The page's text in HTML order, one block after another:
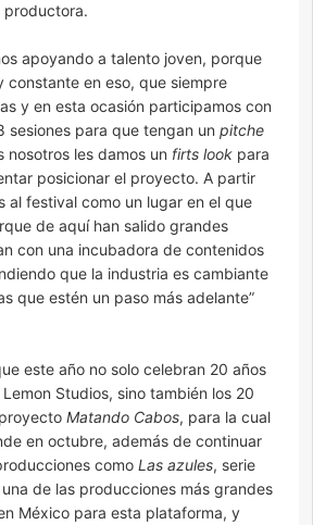
productora.
apoyando a talento joven, porque
constante en eso, que siempre
y en esta ocasión participamos con
sesiones para que tengan un pitche
nosotros les damos un firts look para
posicionar el proyecto. A partir
al festival como un lugar en el que
de aquí han salido grandes
con una incubadora de contenidos
que la industria es cambiante
que estén un paso más adelante”
este año no solo celebran 20 años
Studios, sino también los 20
Matando Cabos, para la cual
en octubre, además de continuar
como Las azules, serie
una de las producciones más grandes
México para esta plataforma, y